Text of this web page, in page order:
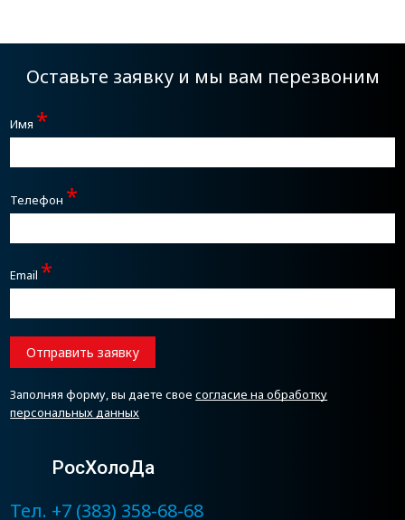
Оставьте заявку и мы вам перезвоним
Имя *
Телефон *
Email *
Отправить заявку
Заполняя форму, вы даете своесогласие на обработку
персональных данных
РосХолоДа
Тел. +7 (383) 358-68-68